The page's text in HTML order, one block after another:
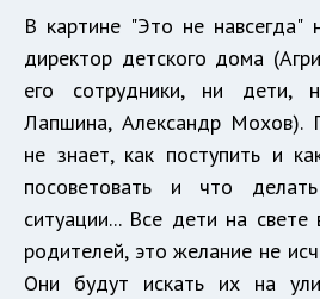
В картине "Это не
директор детского дома
его сотрудники, ни дети,
Лапшина, Александр Мохов).
не знает, как поступить и
посоветовать и что
ситуации... Все дети на свете
родителей, это желание не
Они будут искать их на